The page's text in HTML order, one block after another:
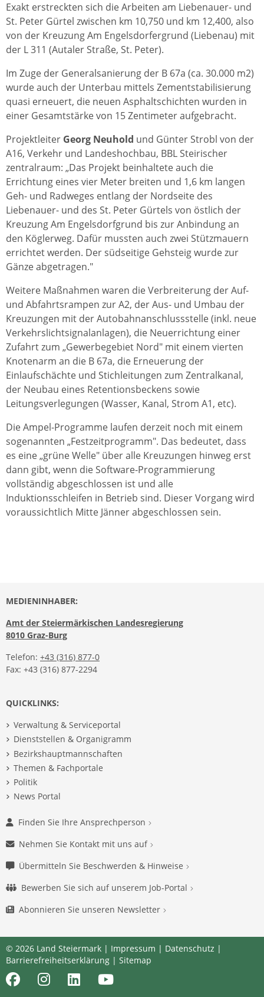
Exakt erstreckten sich die Arbeiten am Liebenauer- und
St. Peter Gürtel zwischen km 10,750 und km 12,400, also
von der Kreuzung Am Engelsdorfergrund (Liebenau) mit
der L 311 (Autaler Straße, St. Peter).
Im Zuge der Generalsanierung der B 67a (ca. 30.000 m2)
wurde auch der Unterbau mittels Zementstabilisierung
quasi erneuert, die neuen Asphaltschichten wurden in
einer Gesamtstärke von 15 Zentimeter aufgebracht.
Projektleiter Georg Neuhold und Günter Strobl von der
A16, Verkehr und Landeshochbau, BBL Steirischer
zentralraum: „Das Projekt beinhaltete auch die
Errichtung eines vier Meter breiten und 1,6 km langen
Geh- und Radweges entlang der Nordseite des
Liebenauer- und des St. Peter Gürtels von östlich der
Kreuzung Am Engelsdorfgrund bis zur Anbindung an
den Köglerweg. Dafür mussten auch zwei Stützmauern
errichtet werden. Der südseitige Gehsteig wurde zur
Gänze abgetragen."
Weitere Maßnahmen waren die Verbreiterung der Auf-
und Abfahrtsrampen zur A2, der Aus- und Umbau der
Kreuzungen mit der Autobahnanschlussstelle (inkl. neue
Verkehrslichtsignalanlagen), die Neuerrichtung einer
Zufahrt zum „Gewerbegebiet Nord" mit einem vierten
Knotenarm an die B 67a, die Erneuerung der
Einlaufschächte und Stichleitungen zum Zentralkanal,
der Neubau eines Retentionsbeckens sowie
Leitungsverlegungen (Wasser, Kanal, Strom A1, etc).
Die Ampel-Programme laufen derzeit noch mit einem
sogenannten „Festzeitprogramm". Das bedeutet, dass
es eine „grüne Welle" über alle Kreuzungen hinweg erst
dann gibt, wenn die Software-Programmierung
vollständig abgeschlossen ist und alle
Induktionsschleifen in Betrieb sind. Dieser Vorgang wird
voraussichtlich Mitte Jänner abgeschlossen sein.
MEDIENINHABER:
Amt der Steiermärkischen Landesregierung
8010 Graz-Burg
Telefon: +43 (316) 877-0
Fax: +43 (316) 877-2294
QUICKLINKS:
Verwaltung & Serviceportal
Dienststellen & Organigramm
Bezirkshauptmannschaften
Themen & Fachportale
Politik
News Portal
Finden Sie Ihre Ansprechperson
Nehmen Sie Kontakt mit uns auf
Übermitteln Sie Beschwerden & Hinweise
Bewerben Sie sich auf unserem Job-Portal
Abonnieren Sie unseren Newsletter
© 2026 Land Steiermark | Impressum | Datenschutz |
Barrierefreiheitserklärung | Sitemap
FacebookInstagramLinkedInYoutube